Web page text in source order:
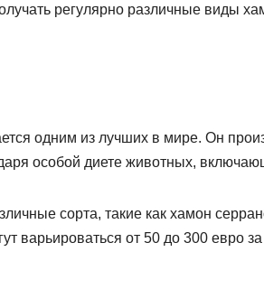
регулярно различные виды
одним из лучших в мире. Он
особой диете животных,
сорта, такие как хамон
варьироваться от 50 до 300 евро